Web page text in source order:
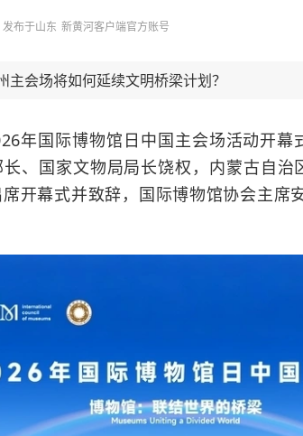
发布于山东 新黄河客户端官方账号
主会场将如何延续文明桥梁计划？
年国际博物馆日中国主会场活动开幕
、国家文物局局长饶权，内蒙古自治
开幕式并致辞，国际博物馆协会主席